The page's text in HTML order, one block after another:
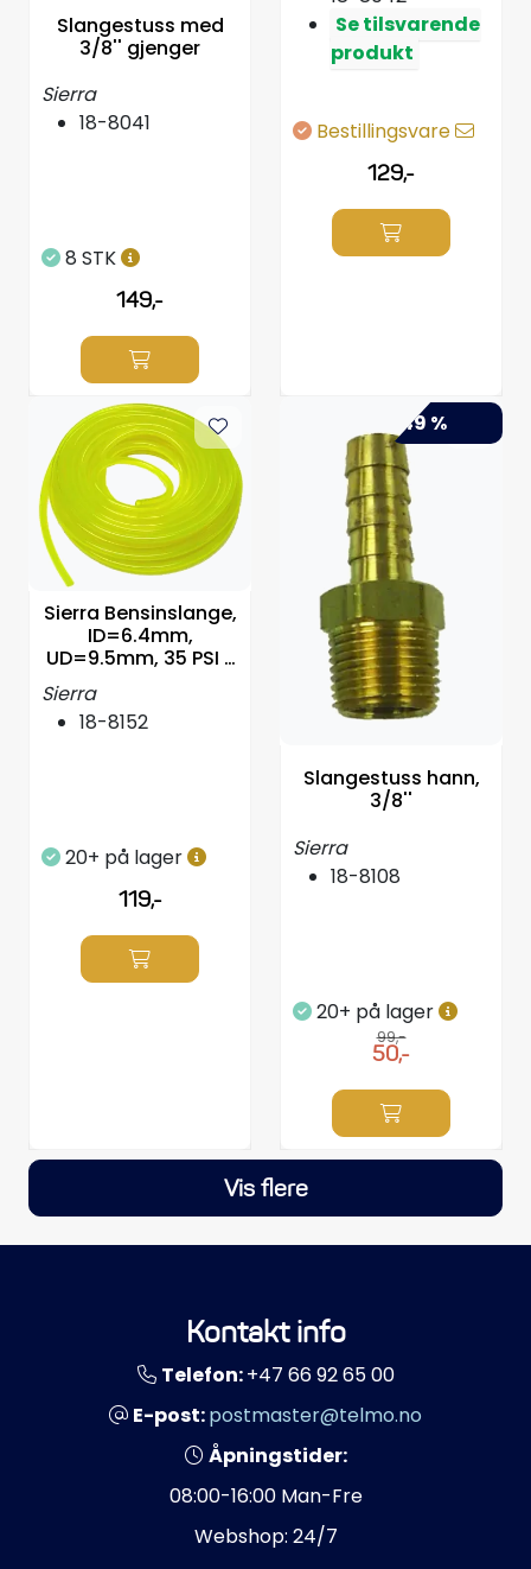
Slangestuss med
3/8'' gjenger
Sierra
18-8041
8 STK
149,-
Se tilsvarende
produkt
Bestillingsvare
129,-
Sierra Bensinslange,
ID=6.4mm,
UD=9.5mm, 35 PSI -
Sierra
18-8152
20+ på lager
119,-
-49 %
Slangestuss hann,
3/8''
Sierra
18-8108
20+ på lager
99,-
50,-
Vis flere
Kontakt info
Telefon:+47 66 92 65 00
E-post:postmaster@telmo.no
Åpningstider:
08:00-16:00 Man-Fre
Webshop: 24/7